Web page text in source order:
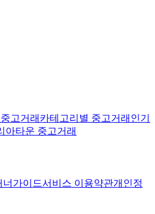
고거래 카테고리별 중고거래 인기
아타운 중고거래
너가이드서비스 이용약관개인정